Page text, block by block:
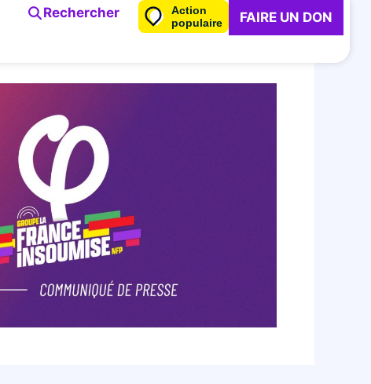
Rechercher
Action
populaire
FAIRE UN DON